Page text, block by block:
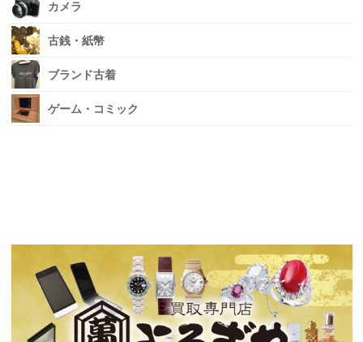
カメラ
古銭・紙幣
ブランド古着
ゲーム・コミック